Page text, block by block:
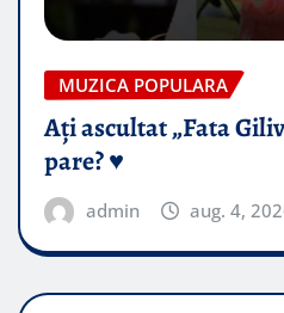
MUZICA POPULARA
Ați ascultat „Fata
pare? ♥️
admin aug. 4,